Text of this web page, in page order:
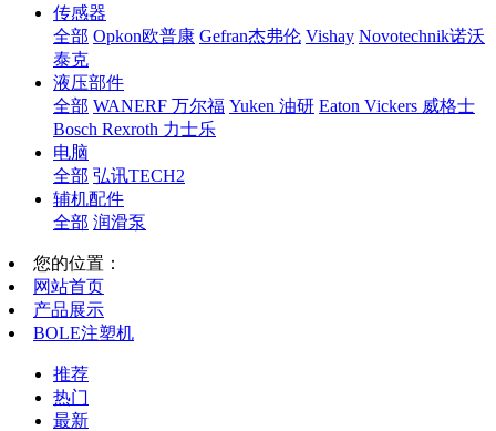
传感器
全部 Opkon欧普康 Gefran杰弗伦 Vishay Novotechnik诺沃
泰克
液压部件
全部 WANERF 万尔福 Yuken 油研 Eaton Vickers 威格士
Bosch Rexroth 力士乐
电脑
全部 弘讯TECH2
辅机配件
全部 润滑泵
您的位置：
网站首页
产品展示
BOLE注塑机
推荐
热门
最新